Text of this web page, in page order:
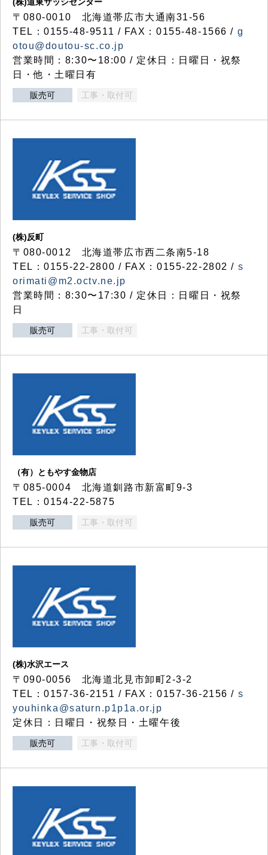
〒080-0010 北海道帯広市大通南31-56
TEL：0155-48-9511 / FAX：0155-48-1566 / g
otou@doutou-sc.co.jp
営業時間：8:30〜18:00 / 定休日：日曜日・祝祭
日・他・土曜日有
販売可 工事・取付可
(株)反町
〒080-0012 北海道帯広市西二条南5-18
TEL：0155-22-2800 / FAX：0155-22-2802 / s
orimati@m2.octv.ne.jp
営業時間：8:30〜17:30 / 定休日：日曜日・祝祭
日
販売可 工事・取付可
（有）ともやす金物店
〒085-0004 北海道釧路市新富町9-3
TEL：0154-22-5875
販売可 工事・取付可
(株)水沢エース
〒090-0056 北海道北見市卸町2-3-2
TEL：0157-36-2151 / FAX：0157-36-2156 / s
youhinka@saturn.p1p1a.or.jp
定休日：日曜日・祝祭日・土曜午後
販売可 工事・取付可